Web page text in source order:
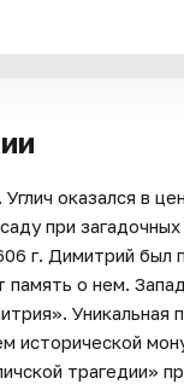
оказался в
при
г. Димитрий был
память о нем.
исторической
трагедии»